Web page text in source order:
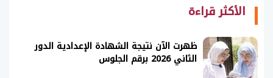
الأكثر قراءة
ظهرت الآن نتيجة الشهادة الإعدادية الدور
الثاني 2026 برقم الجلوس